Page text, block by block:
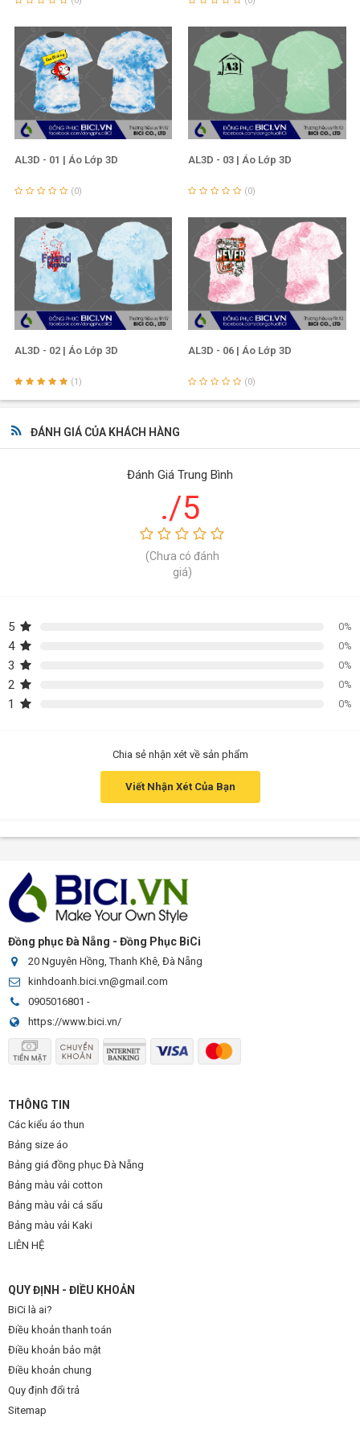
Sứ mệnh tiên phong trong lĩnh vực đồng phục
Đáp ứng nhu cầu của khách hàng về sản xuất
theo yêu
cầu
Liên tục cập nhật những công nghệ mới nhất nhằm
mang đến sản phẩm hài lòng nhất
Luôn chú trọng đến hoạt động chăm sóc khách hàng,
phục vụ khách hàng một cách chuyên nghiệp
Gia tăng giá trị sản phẩm từ các hoạt động thiết kế,
sáng tạo
lý, đáp ứng tốt nhất nhu cầu thị trường
Hướng tới lợi ích chung dựa trên nguyên tắc Win-Win
Trân trọng cảm ơn!
AL3D - 01 | Áo Lớp 3D
(0)
AL3D - 03 | Áo Lớp 3D
(0)
AL3D - 02 | Áo Lớp 3D
(1)
AL3D - 06 | Áo Lớp 3D
(0)
ĐÁNH GIÁ CỦA KHÁCH HÀNG
Đánh Giá Trung Bình
./5
(Chưa có đánh
giá)
5 0%
4 0%
3 0%
2 0%
1 0%
Chia sẻ nhận xét về sản phẩm
Viết Nhận Xét Của Bạn
Đồng phục Đà Nẵng - Đồng Phục BiCi
20 Nguyên Hồng, Thanh Khê, Đà Nẵng
kinhdoanh.bici.vn@gmail.com
0905016801 -
https://www.bici.vn/
THÔNG TIN
Các kiểu áo thun
Bảng size áo
Bảng giá đồng phục Đà Nẵng
Bảng màu vải cotton
Bảng màu vải cá sấu
Bảng màu vải Kaki
LIÊN HỆ
QUY ĐỊNH - ĐIỀU KHOẢN
BiCi là ai?
Điều khoản thanh toán
Điều khoản bảo mật
Điều khoản chung
Quy định đổi trả
Sitemap